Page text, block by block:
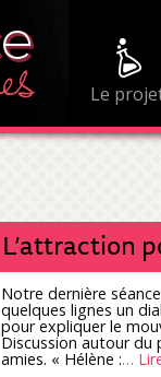
Le
L’attraction
Notre dernière
quelques lignes un
pour expliquer le
Discussion autour du
amies. « Hélène :…